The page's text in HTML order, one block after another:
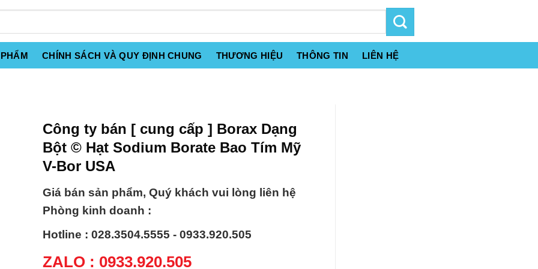
CHÍNH SÁCH VÀ QUY ĐỊNH CHUNG THƯƠNG HIỆU THÔNG TIN LIÊN HỆ
Công ty bán [ cung cấp ] Borax Dạng
Bột © Hạt Sodium Borate Bao Tím Mỹ
V-Bor USA
Giá bán sản phẩm, Quý khách vui lòng liên hệ
Phòng kinh doanh :
Hotline : 028.3504.5555 - 0933.920.505
ZALO : 0933.920.505